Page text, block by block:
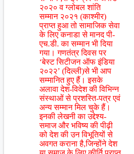
२०२० व ग्लोबल शांति
सम्मान २०२१ (काश्मीर)
प्राप्त हुआ तो सामाजिक सेवा
के लिए कनाडा से मानद पी-
एच.डी. का सम्मान भी दिया
गया। गणतंत्र दिवस पर
‘बेस्ट सिटीजन ऑफ इंडिया
२०२२’ (दिल्ली)से भी आप
सम्मानित हुए हैं। इसके
अलावा देश-विदेश की विभिन्न
संस्थाओं से प्रशस्ति-पत्र एवं
अन्य सम्मान मिल चुके हैं।
इनकी लेखनी का उद्देश्य-
समाज और भविष्य की पीढ़ी
को देश की उन विभूतियों से
अवगत कराना है,जिन्होंने देश